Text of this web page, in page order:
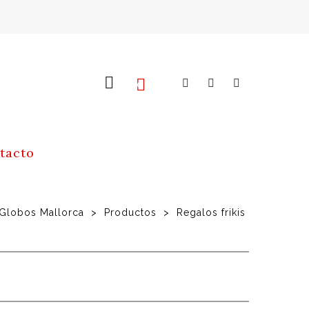
0
Mallorca > Productos > Regalos frikis